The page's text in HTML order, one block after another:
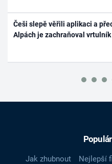
Češi slepě věřili aplikaci a
Alpách je zachraňoval vrtulník
Jak zhubnout Nejlepší